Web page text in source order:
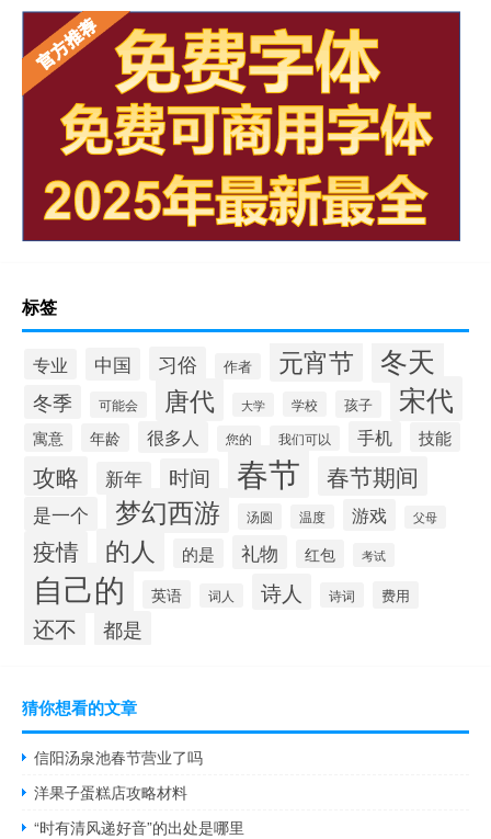
标签
专业 中国 习俗 作者 元宵节 冬天
冬季 可能会 唐代 大学 学校 孩子 宋代
寓意 年龄 很多人 您的 我们可以 手机 技能
攻略 新年 时间 春节 春节期间
是一个 梦幻西游 汤圆 温度 游戏 父母
疫情 的人 的是 礼物 红包 考试
自己的 英语 词人 诗人 诗词 费用
还不 都是
猜你想看的文章
信阳汤泉池春节营业了吗
洋果子蛋糕店攻略材料
“时有清风递好音”的出处是哪里